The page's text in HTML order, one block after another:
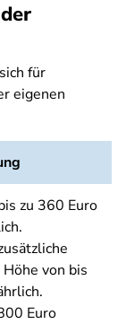
für
eigenen
zu 360 Euro
von bis
Euro